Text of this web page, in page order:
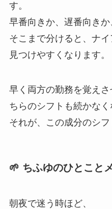
す。
早番向きか、遅番向きか
そこまで分けると、ナ
見つけやすくなります。
早く両方の勤務を覚え
ちらのシフトも続かなく
それが、この成分のシフ
🌱 ちふゆのひとこと
朝夜で迷う時ほど、